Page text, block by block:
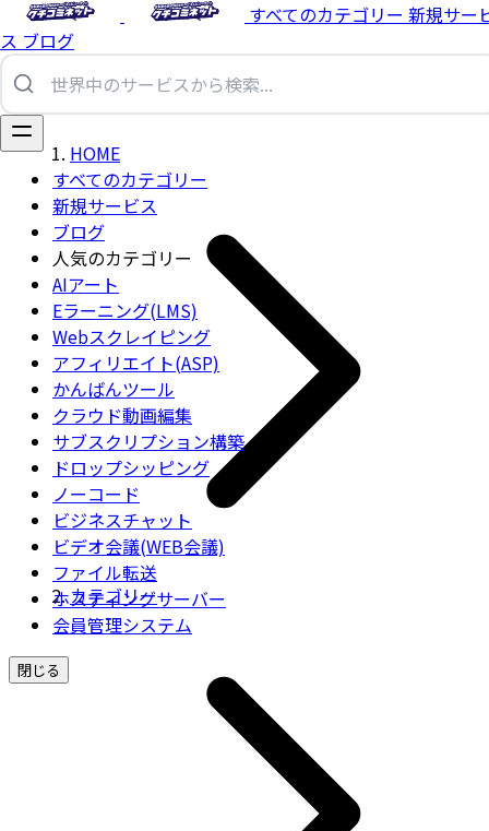
すべてのカテゴリー 新規サー
ス ブログ
すべてのカテゴリー
新規サービス
ブログ
人気のカテゴリー
AIアート
Eラーニング(LMS)
Webスクレイピング
アフィリエイト(ASP)
かんばんツール
クラウド動画編集
サブスクリプション構築
ドロップシッピング
ノーコード
ビジネスチャット
ビデオ会議(WEB会議)
ファイル転送
ホスティングサーバー
会員管理システム
閉じる
HOME
カテゴリー